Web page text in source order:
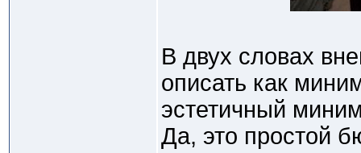
В двух словах
описать как
эстетичный
Да, это простой